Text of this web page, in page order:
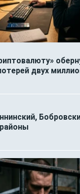
двух